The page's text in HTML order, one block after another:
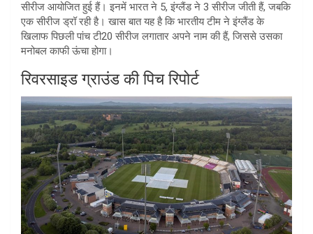
सीरीज आयोजित हुई हैं। इनमें भारत ने 5, इंग्लैंड ने 3 सीरीज जीती हैं, जबकि
एक सीरीज ड्रॉ रही है। खास बात यह है कि भारतीय टीम ने इंग्लैंड के
खिलाफ पिछली पांच टी20 सीरीज लगातार अपने नाम की हैं, जिससे उसका
मनोबल काफी ऊंचा होगा।
रिवरसाइड ग्राउंड की पिच रिपोर्ट